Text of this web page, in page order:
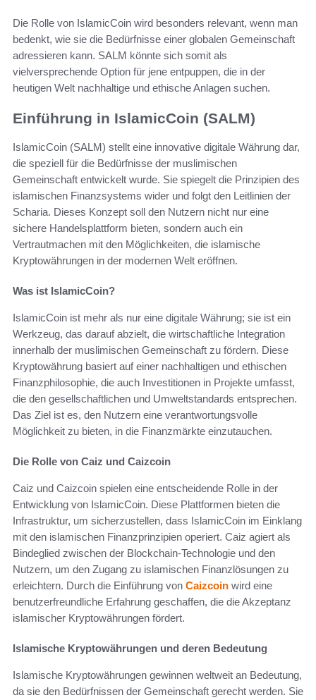
Die Rolle von IslamicCoin wird besonders relevant, wenn man
bedenkt, wie sie die Bedürfnisse einer globalen Gemeinschaft
adressieren kann. SALM könnte sich somit als
vielversprechende Option für jene entpuppen, die in der
heutigen Welt nachhaltige und ethische Anlagen suchen.
Einführung in IslamicCoin (SALM)
IslamicCoin (SALM) stellt eine innovative digitale Währung dar,
die speziell für die Bedürfnisse der muslimischen
Gemeinschaft entwickelt wurde. Sie spiegelt die Prinzipien des
islamischen Finanzsystems wider und folgt den Leitlinien der
Scharia. Dieses Konzept soll den Nutzern nicht nur eine
sichere Handelsplattform bieten, sondern auch ein
Vertrautmachen mit den Möglichkeiten, die islamische
Kryptowährungen in der modernen Welt eröffnen.
Was ist IslamicCoin?
IslamicCoin ist mehr als nur eine digitale Währung; sie ist ein
Werkzeug, das darauf abzielt, die wirtschaftliche Integration
innerhalb der muslimischen Gemeinschaft zu fördern. Diese
Kryptowährung basiert auf einer nachhaltigen und ethischen
Finanzphilosophie, die auch Investitionen in Projekte umfasst,
die den gesellschaftlichen und Umweltstandards entsprechen.
Das Ziel ist es, den Nutzern eine verantwortungsvolle
Möglichkeit zu bieten, in die Finanzmärkte einzutauchen.
Die Rolle von Caiz und Caizcoin
Caiz und Caizcoin spielen eine entscheidende Rolle in der
Entwicklung von IslamicCoin. Diese Plattformen bieten die
Infrastruktur, um sicherzustellen, dass IslamicCoin im Einklang
mit den islamischen Finanzprinzipien operiert. Caiz agiert als
Bindeglied zwischen der Blockchain-Technologie und den
Nutzern, um den Zugang zu islamischen Finanzlösungen zu
erleichtern. Durch die Einführung von Caizcoin wird eine
benutzerfreundliche Erfahrung geschaffen, die die Akzeptanz
islamischer Kryptowährungen fördert.
Islamische Kryptowährungen und deren Bedeutung
Islamische Kryptowährungen gewinnen weltweit an Bedeutung,
da sie den Bedürfnissen der Gemeinschaft gerecht werden. Sie